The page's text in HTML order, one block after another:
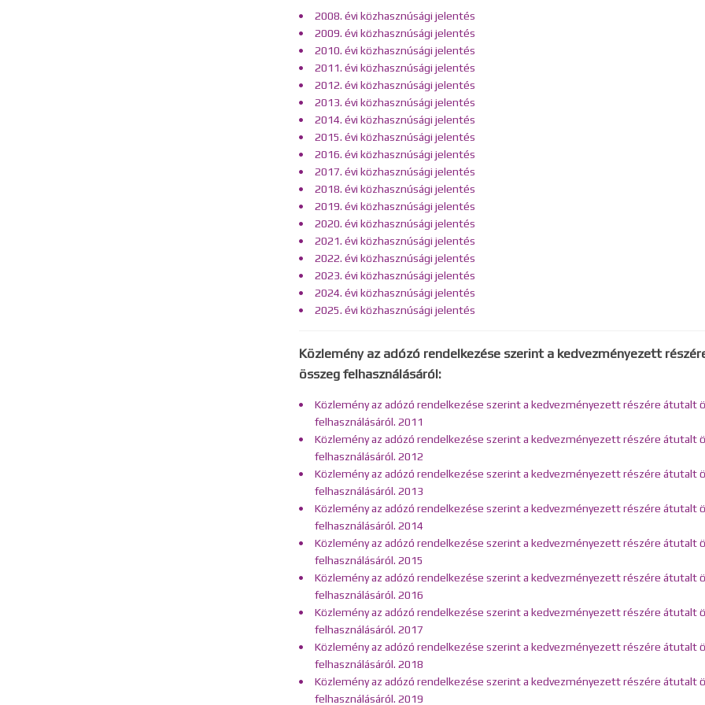
2008. évi közhasznúsági jelentés
2009. évi közhasznúsági jelentés
2010. évi közhasznúsági jelentés
2011. évi közhasznúsági jelentés
2012. évi közhasznúsági jelentés
2013. évi közhasznúsági jelentés
2014. évi közhasznúsági jelentés
2015. évi közhasznúsági jelentés
2016. évi közhasznúsági jelentés
2017. évi közhasznúsági jelentés
2018. évi közhasznúsági jelentés
2019. évi közhasznúsági jelentés
2020. évi közhasznúsági jelentés
2021. évi közhasznúsági jelentés
2022. évi közhasznúsági jelentés
2023. évi közhasznúsági jelentés
2024. évi közhasznúsági jelentés
2025. évi közhasznúsági jelentés
Közlemény az adózó rendelkezése szerint a kedvezményezett
összeg felhasználásáról:
Közlemény az adózó rendelkezése szerint a kedvezményezett részére átutalt
felhasználásáról. 2011
Közlemény az adózó rendelkezése szerint a kedvezményezett részére átutalt
felhasználásáról. 2012
Közlemény az adózó rendelkezése szerint a kedvezményezett részére átutalt
felhasználásáról. 2013
Közlemény az adózó rendelkezése szerint a kedvezményezett részére átutalt
felhasználásáról. 2014
Közlemény az adózó rendelkezése szerint a kedvezményezett részére átutalt
felhasználásáról. 2015
Közlemény az adózó rendelkezése szerint a kedvezményezett részére átutalt
felhasználásáról. 2016
Közlemény az adózó rendelkezése szerint a kedvezményezett részére átutalt
felhasználásáról. 2017
Közlemény az adózó rendelkezése szerint a kedvezményezett részére átutalt
felhasználásáról. 2018
Közlemény az adózó rendelkezése szerint a kedvezményezett részére átutalt
felhasználásáról. 2019